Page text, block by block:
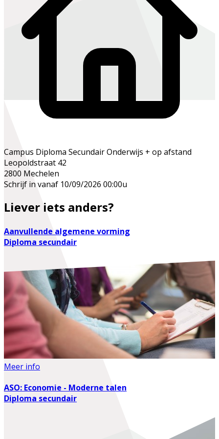
Campus Diploma Secundair Onderwijs + op afstand
Leopoldstraat 42
2800 Mechelen
Schrijf in vanaf 10/09/2026 00:00u
Liever iets anders?
Aanvullende algemene vorming
Diploma secundair
Meer info
ASO: Economie - Moderne talen
Diploma secundair